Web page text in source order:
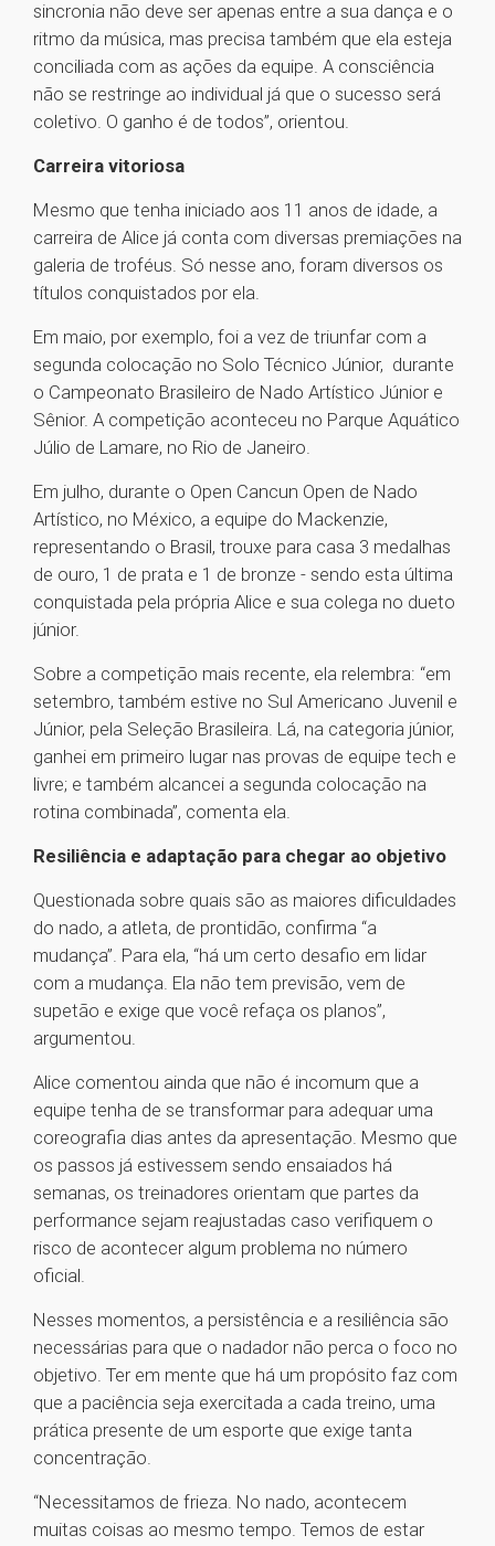
sincronia não deve ser apenas entre a sua dança e o
ritmo da música, mas precisa também que ela esteja
conciliada com as ações da equipe. A consciência
não se restringe ao individual já que o sucesso será
coletivo. O ganho é de todos”, orientou.
Carreira vitoriosa
Mesmo que tenha iniciado aos 11 anos de idade, a
carreira de Alice já conta com diversas premiações na
galeria de troféus. Só nesse ano, foram diversos os
títulos conquistados por ela.
Em maio, por exemplo, foi a vez de triunfar com a
segunda colocação no Solo Técnico Júnior, durante
o Campeonato Brasileiro de Nado Artístico Júnior e
Sênior. A competição aconteceu no Parque Aquático
Júlio de Lamare, no Rio de Janeiro.
Em julho, durante o Open Cancun Open de Nado
Artístico, no México, a equipe do Mackenzie,
representando o Brasil, trouxe para casa 3 medalhas
de ouro, 1 de prata e 1 de bronze - sendo esta última
conquistada pela própria Alice e sua colega no dueto
júnior.
Sobre a competição mais recente, ela relembra: “em
setembro, também estive no Sul Americano Juvenil e
Júnior, pela Seleção Brasileira. Lá, na categoria júnior,
ganhei em primeiro lugar nas provas de equipe tech e
livre; e também alcancei a segunda colocação na
rotina combinada”, comenta ela.
Resiliência e adaptação para chegar ao objetivo
Questionada sobre quais são as maiores dificuldades
do nado, a atleta, de prontidão, confirma “a
mudança”. Para ela, “há um certo desafio em lidar
com a mudança. Ela não tem previsão, vem de
supetão e exige que você refaça os planos”,
argumentou.
Alice comentou ainda que não é incomum que a
equipe tenha de se transformar para adequar uma
coreografia dias antes da apresentação. Mesmo que
os passos já estivessem sendo ensaiados há
semanas, os treinadores orientam que partes da
performance sejam reajustadas caso verifiquem o
risco de acontecer algum problema no número
oficial.
Nesses momentos, a persistência e a resiliência são
necessárias para que o nadador não perca o foco no
objetivo. Ter em mente que há um propósito faz com
que a paciência seja exercitada a cada treino, uma
prática presente de um esporte que exige tanta
concentração.
“Necessitamos de frieza. No nado, acontecem
muitas coisas ao mesmo tempo. Temos de estar